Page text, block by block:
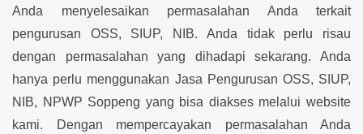
Anda menyelesaikan permasalahan Anda terkait
pengurusan OSS, SIUP, NIB. Anda tidak perlu risau
dengan permasalahan yang dihadapi sekarang. Anda
hanya perlu menggunakan Jasa Pengurusan OSS, SIUP,
NIB, NPWP Soppeng yang bisa diakses melalui website
kami. Dengan mempercayakan permasalahan Anda